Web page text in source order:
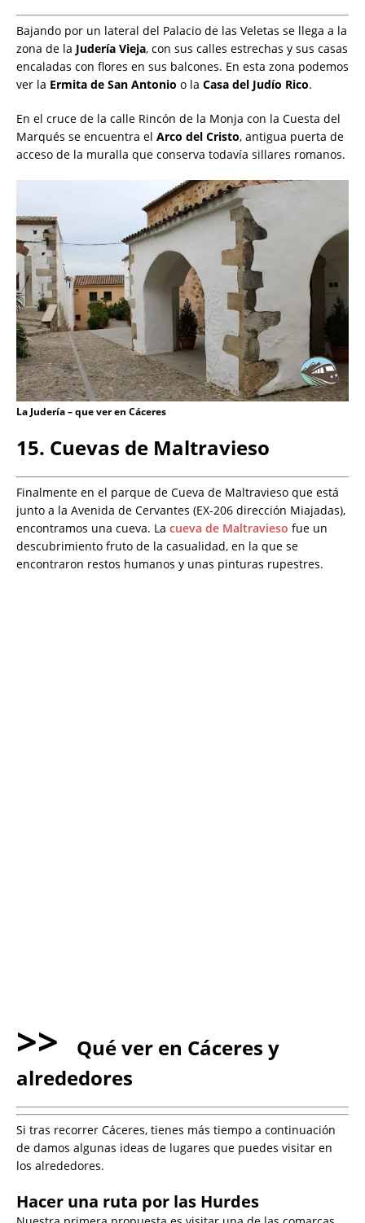
Bajando por un lateral del Palacio de las Veletas se llega a la
zona de la Judería Vieja, con sus calles estrechas y sus casas
encaladas con flores en sus balcones. En esta zona podemos
ver la Ermita de San Antonio o la Casa del Judío Rico.
En el cruce de la calle Rincón de la Monja con la Cuesta del
Marqués se encuentra el Arco del Cristo, antigua puerta de
acceso de la muralla que conserva todavía sillares romanos.
La Judería – que ver en Cáceres
15. Cuevas de Maltravieso
Finalmente en el parque de Cueva de Maltravieso que está
junto a la Avenida de Cervantes (EX-206 dirección Miajadas),
encontramos una cueva. La cueva de Maltravieso fue un
descubrimiento fruto de la casualidad, en la que se
encontraron restos humanos y unas pinturas rupestres.
>>
Qué ver en Cáceres y
alrededores
Si tras recorrer Cáceres, tienes más tiempo a continuación
de damos algunas ideas de lugares que puedes visitar en
los alrededores.
Hacer una ruta por las Hurdes